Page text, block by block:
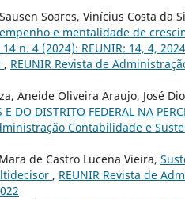
Soares, Vinícius Costa da
e mentalidade de
n. 4 (2024): REUNIR: 14, 4, 2024
, REUNIR Revista de
Aneide Oliveira Araujo, José
DO DISTRITO FEDERAL NA
Contabilidade e
de Castro Lucena Vieira,
, REUNIR Revista de